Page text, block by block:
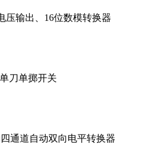
压输出、16位数模转换器
刀单掷开关
通道自动双向电平转换器